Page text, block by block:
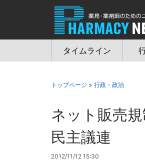
タイムライン
トップページ > 行政・政治
ネット販売
民主議連
2012/11/12 15:30